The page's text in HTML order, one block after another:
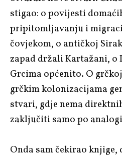
stigao: o povijesti
pripitomljavanju i
čovjekom, o antičkoj
zapad držali Kartažani, o
Grcima općenito. O
grčkim kolonizacijama
stvari, gdje nema
zaključiti samo po
Onda sam čekirao knjige,